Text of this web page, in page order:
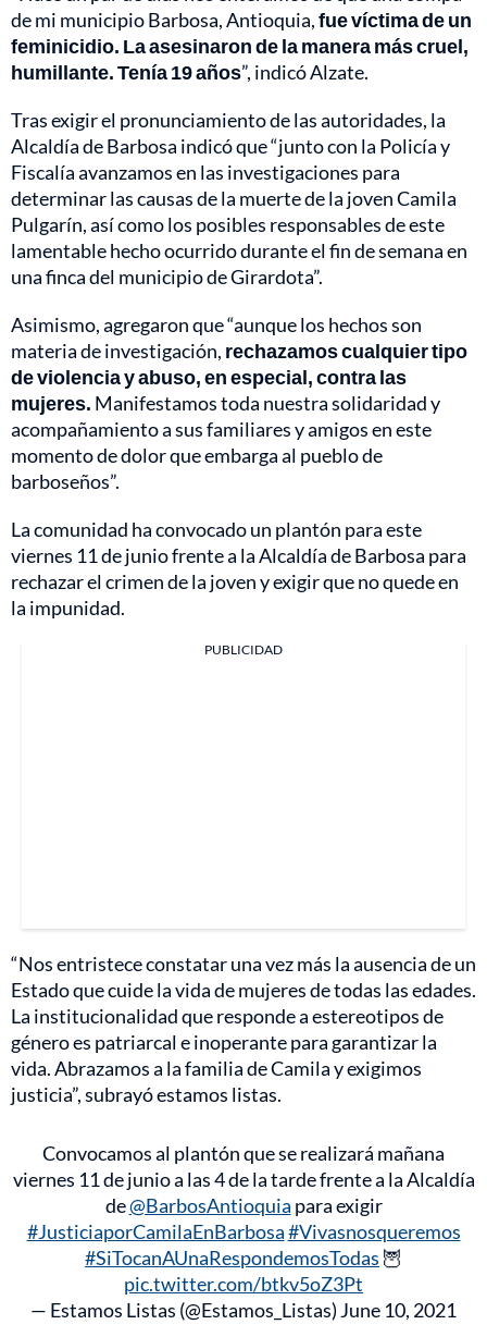
de mi municipio Barbosa, Antioquia,fue víctima de un
feminicidio. La asesinaron de la manera más cruel,
humillante. Tenía 19 años”, indicó Alzate.
Tras exigir el pronunciamiento de las autoridades, la
Alcaldía de Barbosa indicó que “junto con la Policía y
Fiscalía avanzamos en las investigaciones para
determinar las causas de la muerte de la joven Camila
Pulgarín, así como los posibles responsables de este
lamentable hecho ocurrido durante el fin de semana en
una finca del municipio de Girardota”.
Asimismo, agregaron que “aunque los hechos son
materia de investigación, rechazamos cualquier tipo
de violencia y abuso, en especial, contra las
mujeres. Manifestamos toda nuestra solidaridad y
acompañamiento a sus familiares y amigos en este
momento de dolor que embarga al pueblo de
barboseños”.
La comunidad ha convocado un plantón para este
viernes 11 de junio frente a la Alcaldía de Barbosa para
rechazar el crimen de la joven y exigir que no quede en
la impunidad.
PUBLICIDAD
“Nos entristece constatar una vez más la ausencia de un
Estado que cuide la vida de mujeres de todas las edades.
La institucionalidad que responde a estereotipos de
género es patriarcal e inoperante para garantizar la
vida. Abrazamos a la familia de Camila y exigimos
justicia”, subrayó estamos listas.
Convocamos al plantón que se realizará mañana
viernes 11 de junio a las 4 de la tarde frente a la Alcaldía
de@BarbosAntioquia para exigir
#JusticiaporCamilaEnBarbosa#Vivasnosqueremos
#SiTocanAUnaRespondemosTodas 🦉
pic.twitter.com/btkv5oZ3Pt
— Estamos Listas (@Estamos_Listas) June 10, 2021